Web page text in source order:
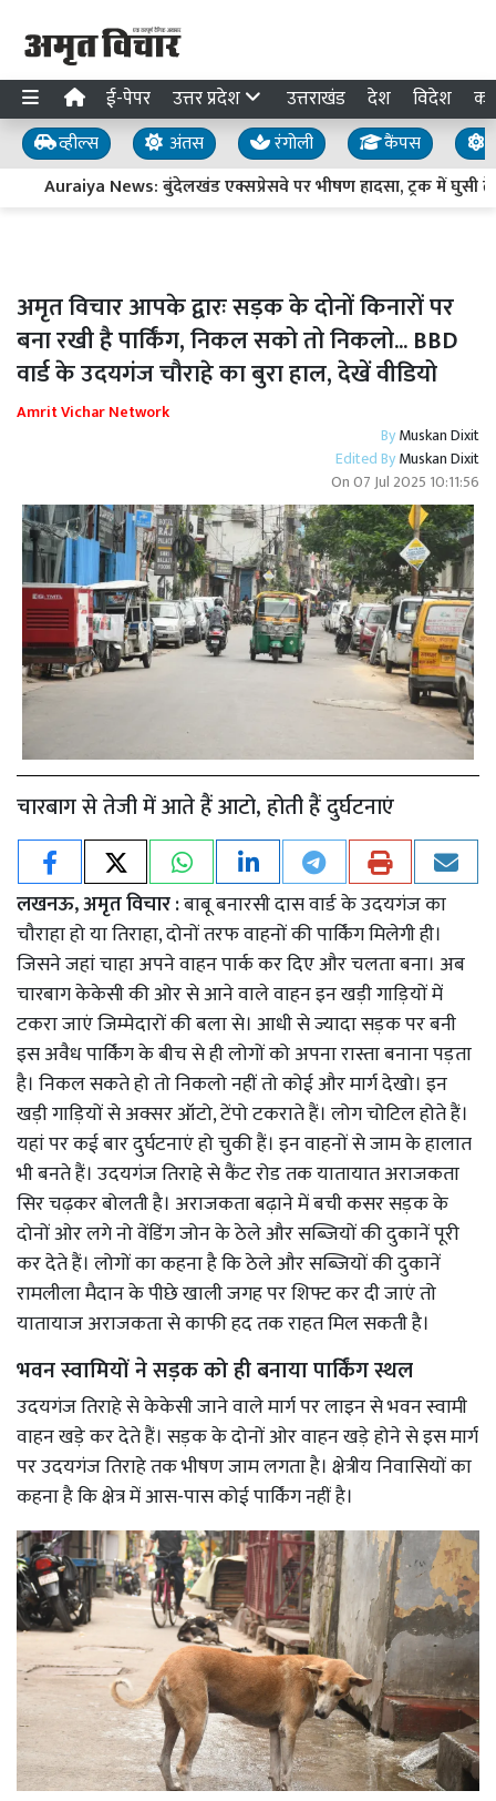
ई-पेपर उत्तर प्रदेश उत्तराखंड देश विदेश
व्हील्स अंतस रंगोली कैंपस
Auraiya News: बुंदेलखंड एक्सप्रेसवे पर भीषण हादसा, ट्रक में घुसी तेज
अमृत विचार आपके द्वारः सड़क के दोनों किनारों पर
बना रखी है पार्किंग, निकल सको तो निकलो... BBD
वार्ड के उदयगंज चौराहे का बुरा हाल, देखें वीडियो
Amrit Vichar Network
ByMuskan Dixit
Edited ByMuskan Dixit
On07 Jul 2025 10:11:56
चारबाग से तेजी में आते हैं आटो, होती हैं दुर्घटनाएं
लखनऊ, अमृत विचार :बाबू बनारसी दास वार्ड के उदयगंज का
चौराहा हो या तिराहा, दोनों तरफ वाहनों की पार्किंग मिलेगी ही।
जिसने जहां चाहा अपने वाहन पार्क कर दिए और चलता बना। अब
चारबाग केकेसी की ओर से आने वाले वाहन इन खड़ी गाड़ियों में
टकरा जाएं जिम्मेदारों की बला से। आधी से ज्यादा सड़क पर बनी
इस अवैध पार्किंग के बीच से ही लोगों को अपना रास्ता बनाना पड़ता
है। निकल सकते हो तो निकलो नहीं तो कोई और मार्ग देखो। इन
खड़ी गाड़ियों से अक्सर ऑटो, टेंपो टकराते हैं। लोग चोटिल होते हैं।
यहां पर कई बार दुर्घटनाएं हो चुकी हैं। इन वाहनों से जाम के हालात
भी बनते हैं। उदयगंज तिराहे से कैंट रोड तक यातायात अराजकता
सिर चढ़कर बोलती है। अराजकता बढ़ाने में बची कसर सड़क के
दोनों ओर लगे नो वेंडिंग जोन के ठेले और सब्जियों की दुकानें पूरी
कर देते हैं। लोगों का कहना है कि ठेले और सब्जियों की दुकानें
रामलीला मैदान के पीछे खाली जगह पर शिफ्ट कर दी जाएं तो
यातायाज अराजकता से काफी हद तक राहत मिल सकती है।
भवन स्वामियों ने सड़क को ही बनाया पार्किंग स्थल
उदयगंज तिराहे से केकेसी जाने वाले मार्ग पर लाइन से भवन स्वामी
वाहन खड़े कर देते हैं। सड़क के दोनों ओर वाहन खड़े होने से इस मार्ग
पर उदयगंज तिराहे तक भीषण जाम लगता है। क्षेत्रीय निवासियों का
कहना है कि क्षेत्र में आस-पास कोई पार्किंग नहीं है।